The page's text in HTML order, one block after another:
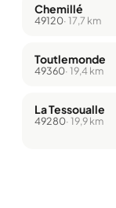
Chemillé
49120· 17,7 km
Toutlemonde
49360· 19,4 km
La Tessoualle
49280· 19,9 km